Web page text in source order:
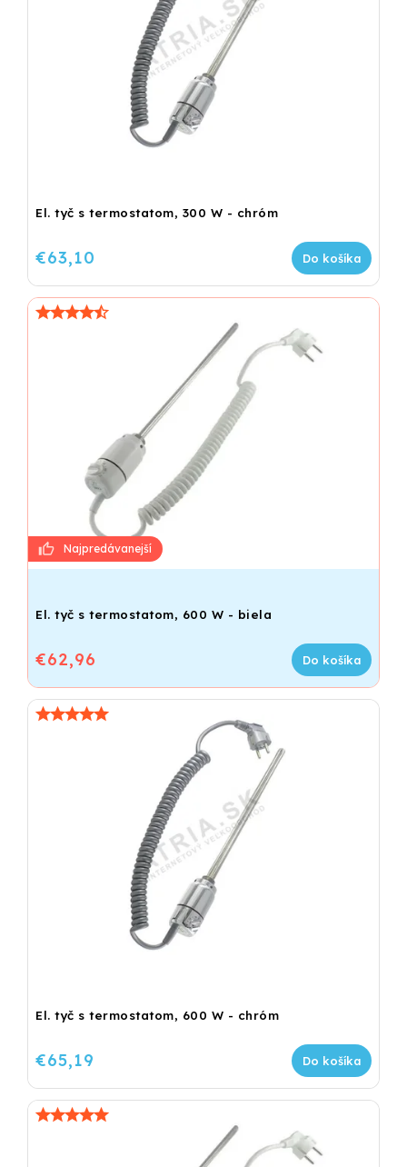
El. tyč s termostatom, 300 W - chróm
€63,10 Do košíka
El. tyč s termostatom, 600 W - biela
€62,96 Do košíka
El. tyč s termostatom, 600 W - chróm
€65,19 Do košíka